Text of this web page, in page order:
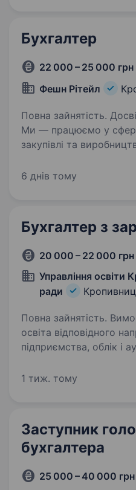
Бухгалтер
22 000 – 25 000 грн
Фешн Рітейл
Повна зайнятість.
Ми — працюємо у
закупівлі та
повний супровід
6 днів тому
Бухгалтер з
20 000 – 22 000 грн
Управління освіти
ради
Повна зайнятість. Вимоги: ОСВІТА: вища
освіта відповідного
підприємства, облік і
РОБОТИ: бажано від 1
1 тиж. тому
Заступник
бухгалтера
25 000 – 40 000 грн